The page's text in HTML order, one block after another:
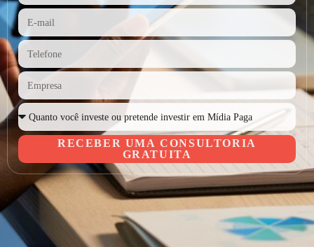
RECEBER UMA CONSULTORIA
GRATUITA